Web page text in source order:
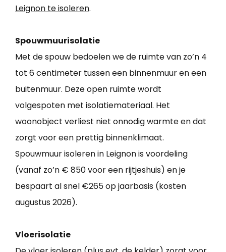
Leignon te isoleren.
Spouwmuurisolatie
Met de spouw bedoelen we de ruimte van zo’n 4
tot 6 centimeter tussen een binnenmuur en een
buitenmuur. Deze open ruimte wordt
volgespoten met isolatiemateriaal. Het
woonobject verliest niet onnodig warmte en dat
zorgt voor een prettig binnenklimaat.
Spouwmuur isoleren in Leignon is voordeling
(vanaf zo’n € 850 voor een rijtjeshuis) en je
bespaart al snel €265 op jaarbasis (kosten
augustus 2026).
Vloerisolatie